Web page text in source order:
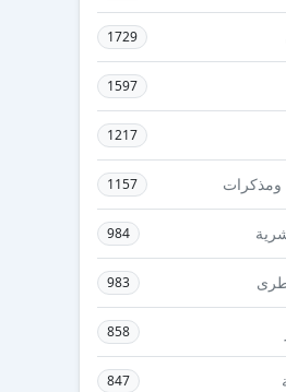
1729
1597
1217
ومذكرات 1157
984
983
858
847